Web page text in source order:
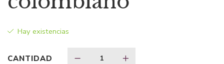
Hay existencias
CANTIDAD